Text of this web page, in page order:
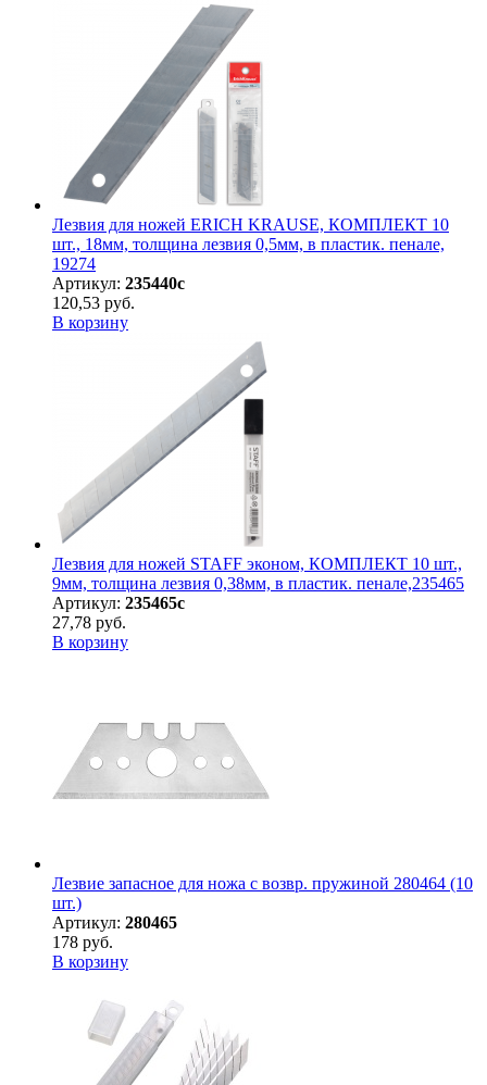
Лезвия для ножей ERICH KRAUSE, КОМПЛЕКТ 10
шт., 18мм, толщина лезвия 0,5мм, в пластик. пенале,
19274
Артикул: 235440с
120,53 руб.
В корзину
Лезвия для ножей STAFF эконом, КОМПЛЕКТ 10 шт.,
9мм, толщина лезвия 0,38мм, в пластик. пенале,235465
Артикул: 235465с
27,78 руб.
В корзину
Лезвие запасное для ножа с возвр. пружиной 280464 (10
шт.)
Артикул: 280465
178 руб.
В корзину